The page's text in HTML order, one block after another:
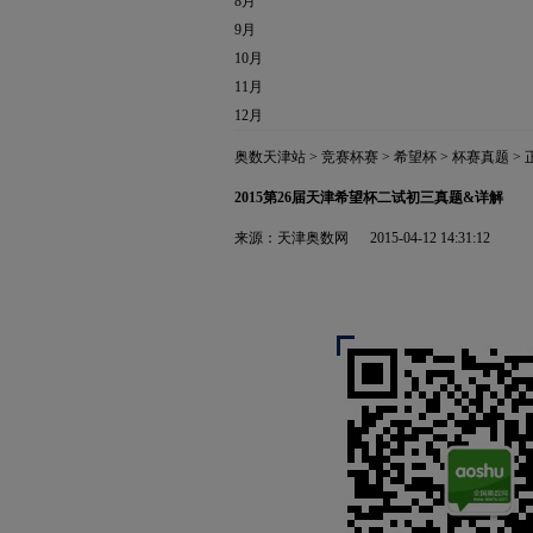
9月
10月
11月
12月
奥数天津站 > 竞赛杯赛 > 希望杯 > 杯赛真题 >
2015第26届天津希望杯二试初三真题&详解
来源： 天津奥数网 2015-04-12 14:31:12